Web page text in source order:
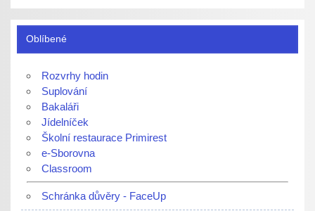
Oblíbené
Rozvrhy hodin
Suplování
Bakaláři
Jídelníček
Školní restaurace Primirest
e-Sborovna
Classroom
Schránka důvěry - FaceUp